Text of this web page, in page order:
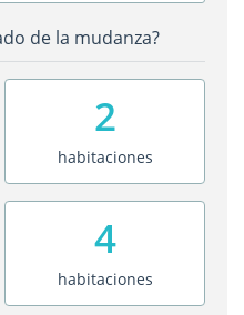
de la mudanza?
2
habitaciones
4
habitaciones